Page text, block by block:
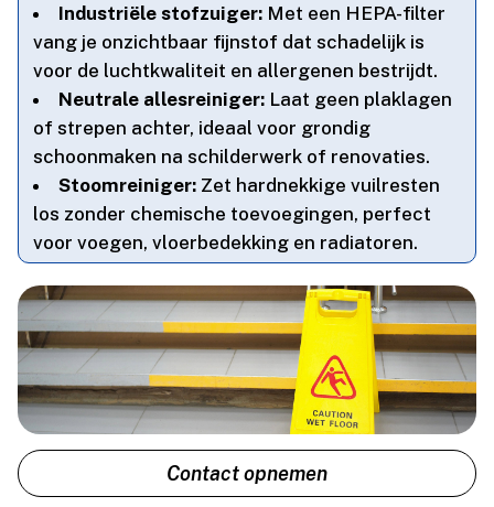
Industriële stofzuiger: Met een HEPA-filter
vang je onzichtbaar fijnstof dat schadelijk is
voor de luchtkwaliteit en allergenen bestrijdt.​
Neutrale allesreiniger: Laat geen plaklagen
of strepen achter, ideaal voor grondig
schoonmaken na schilderwerk of renovaties.​
Stoomreiniger: Zet hardnekkige vuilresten
los zonder chemische toevoegingen, perfect
voor voegen, vloerbedekking en radiatoren.​
Contact opnemen